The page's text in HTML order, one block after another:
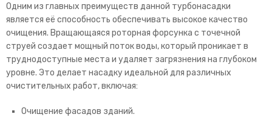
Одним из главных преимуществ данной турбонасадки
является её способность обеспечивать высокое качество
очищения. Вращающаяся роторная форсунка с точечной
струей создает мощный поток воды, который проникает в
труднодоступные места и удаляет загрязнения на глубоком
уровне. Это делает насадку идеальной для различных
очистительных работ, включая:
Очищение фасадов зданий.